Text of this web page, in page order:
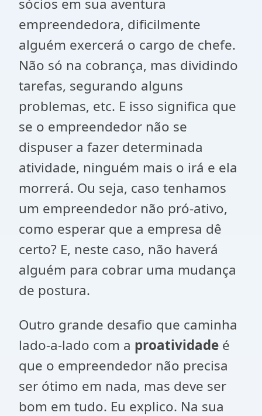
sócios em sua aventura
empreendedora, dificilmente
alguém exercerá o cargo de chefe.
Não só na cobrança, mas dividindo
tarefas, segurando alguns
problemas, etc. E isso significa que
se o empreendedor não se
dispuser a fazer determinada
atividade, ninguém mais o irá e ela
morrerá. Ou seja, caso tenhamos
um empreendedor não pró-ativo,
como esperar que a empresa dê
certo? E, neste caso, não haverá
alguém para cobrar uma mudança
de postura.
Outro grande desafio que caminha
lado-a-lado com a proatividade é
que o empreendedor não precisa
ser ótimo em nada, mas deve ser
bom em tudo. Eu explico. Na sua